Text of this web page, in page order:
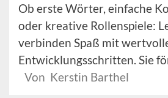
Ob erste Wörter, einfache
oder kreative Rollenspiele:
verbinden Spaß mit
Entwicklungsschritten. Sie
Von Kerstin Barthel